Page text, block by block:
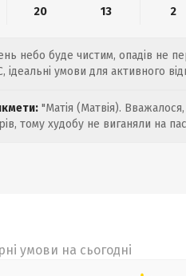
20 13 2
небо буде чистим, опадів не
ідеальні умови для активного
"Матія (Матвія).
тому худобу не виганяли на
умови на сьогодні